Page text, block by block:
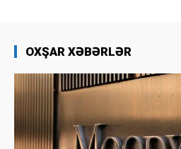
OXŞAR XƏBƏRLƏR